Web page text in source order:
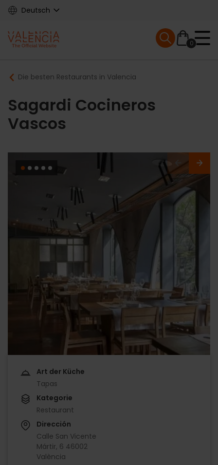
Skip
content
Deutsch
Main
navigation
0
Mobile menu
Breadcrumb
Die besten Restaurants in Valencia
Sagardi Cocineros
Vascos
Art der Küche
Tapas
Kategorie
Restaurant
Dirección
Calle San Vicente
Mártir, 6 46002
València